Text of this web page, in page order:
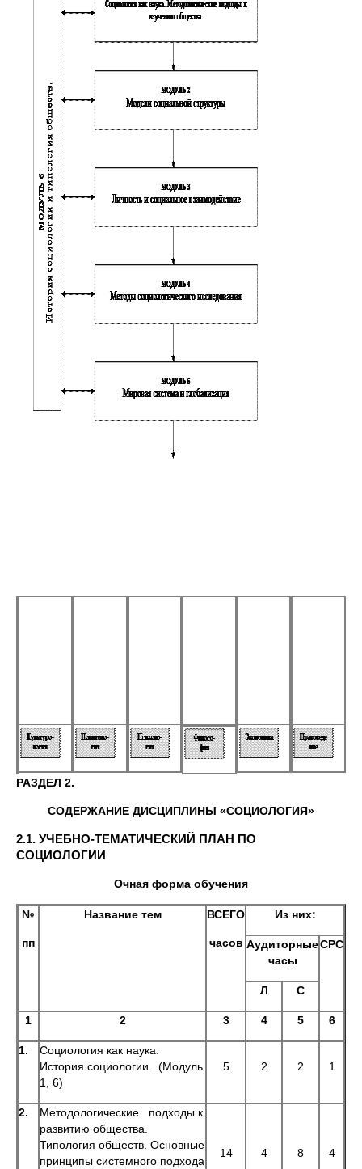
РАЗДЕЛ 2.
СОДЕРЖАНИЕ ДИСЦИПЛИНЫ «СОЦИОЛОГИЯ»
2.1. УЧЕБНО-ТЕМАТИЧЕСКИЙ ПЛАН ПО
СОЦИОЛОГИИ
Очная форма обучения
№
пп
Название тем ВСЕГО
часов
Из них:
Аудиторные
часы
СРС
Л С
1 2 3 4 5 6
1.
Социология как наука.
История социологии. (Модуль
1, 6)
5 2 2 1
2.
Методологические подходы к
развитию общества.
Типология обществ. Основные
принципы системного подхода
14 4 8 4